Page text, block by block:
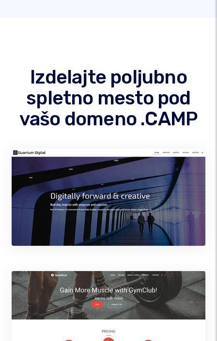
Izdelajte poljubno
spletno mesto pod
vašo domeno .CAMP